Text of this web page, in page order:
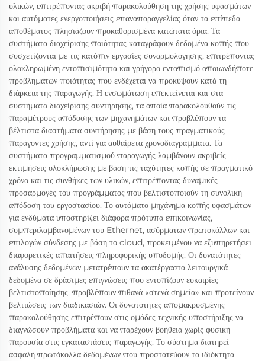
υλικών, επιτρέποντας ακριβή παρακολούθηση της χρήσης υφασμάτων
και αυτόματες ενεργοποιήσεις επαναπαραγγελίας όταν τα επίπεδα
αποθέματος πλησιάζουν προκαθορισμένα κατώτατα όρια. Τα
συστήματα διαχείρισης ποιότητας καταγράφουν δεδομένα κοπής που
συσχετίζονται με τις κατόπιν εργασίες συναρμολόγησης, επιτρέποντας
ολοκληρωμένη εντοπισιμότητα και γρήγορο εντοπισμό οποιωνδήποτε
προβλημάτων ποιότητας που ενδέχεται να προκύψουν κατά τη
διάρκεια της παραγωγής. Η ενσωμάτωση επεκτείνεται και στα
συστήματα διαχείρισης συντήρησης, τα οποία παρακολουθούν τις
παραμέτρους απόδοσης των μηχανημάτων και προβλέπουν τα
βέλτιστα διαστήματα συντήρησης με βάση τους πραγματικούς
παράγοντες χρήσης, αντί για αυθαίρετα χρονοδιαγράμματα. Τα
συστήματα προγραμματισμού παραγωγής λαμβάνουν ακριβείς
εκτιμήσεις ολοκλήρωσης με βάση τις ταχύτητες κοπής σε πραγματικό
χρόνο και τις συνθήκες των υλικών, επιτρέποντας δυναμικές
προσαρμογές του προγράμματος που βελτιστοποιούν τη συνολική
απόδοση του εργοστασίου. Το αυτόματο μηχάνημα κοπής υφασμάτων
για ενδύματα υποστηρίζει διάφορα πρότυπα επικοινωνίας,
συμπεριλαμβανομένων του Ethernet, ασύρματων πρωτοκόλλων και
επιλογών σύνδεσης με βάση το cloud, προκειμένου να εξυπηρετήσει
διαφορετικές απαιτήσεις πληροφορικής υποδομής. Οι δυνατότητες
ανάλυσης δεδομένων μετατρέπουν τα ακατέργαστα λειτουργικά
δεδομένα σε δράσιμες επιγνώσεις που εντοπίζουν ευκαιρίες
βελτιστοποίησης, προβλέπουν πιθανά «στενά σημεία» και προτείνουν
βελτιώσεις των διαδικασιών. Οι δυνατότητες απομακρυσμένης
παρακολούθησης επιτρέπουν στις ομάδες τεχνικής υποστήριξης να
διαγνώσουν προβλήματα και να παρέχουν βοήθεια χωρίς φυσική
παρουσία στις εγκαταστάσεις παραγωγής. Το σύστημα διατηρεί
ασφαλή πρωτόκολλα δεδομένων που προστατεύουν τα ιδιόκτητα